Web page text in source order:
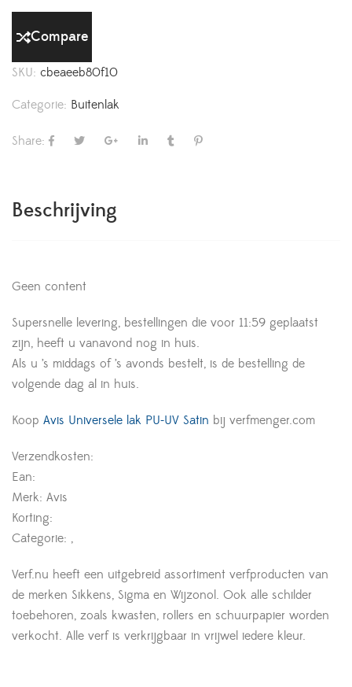
Compare
SKU: cbeaeeb80f10
Categorie: Buitenlak
Share:
Beschrijving
Geen content
Supersnelle levering, bestellingen die voor 11:59 geplaatst
zijn, heeft u vanavond nog in huis.
Als u ’s middags of ’s avonds bestelt, is de bestelling de
volgende dag al in huis.
Koop Avis Universele lak PU-UV Satin bij verfmenger.com
Verzendkosten:
Ean:
Merk: Avis
Korting:
Categorie: ,
Verf.nu heeft een uitgebreid assortiment verfproducten van
de merken Sikkens, Sigma en Wijzonol. Ook alle schilder
toebehoren, zoals kwasten, rollers en schuurpapier worden
verkocht. Alle verf is verkrijgbaar in vrijwel iedere kleur.